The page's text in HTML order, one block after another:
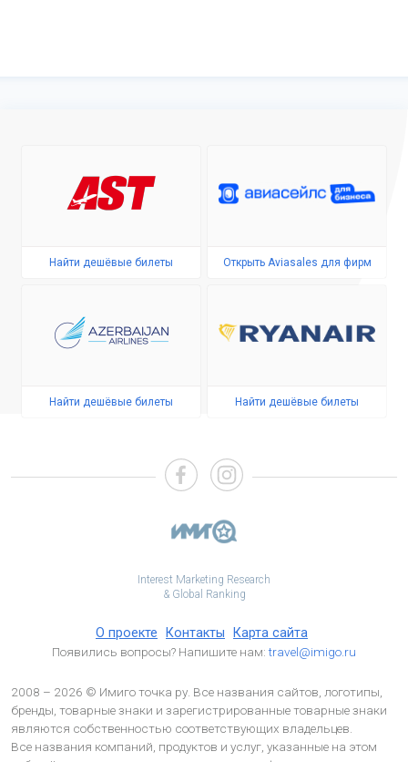
Найти дешёвые билеты Открыть Aviasales для фирм
Найти дешёвые билеты Найти дешёвые билеты
Interest Marketing Research
& Global Ranking
О проекте Контакты Карта сайта
Появились вопросы? Напишите нам:travel@imigo.ru
2008 – 2026 © Имиго точка ру. Все названия сайтов, логотипы,
бренды, товарные знаки и зарегистрированные товарные знаки
являются собственностью соответствующих владельцев.
Все названия компаний, продуктов и услуг, указанные на этом